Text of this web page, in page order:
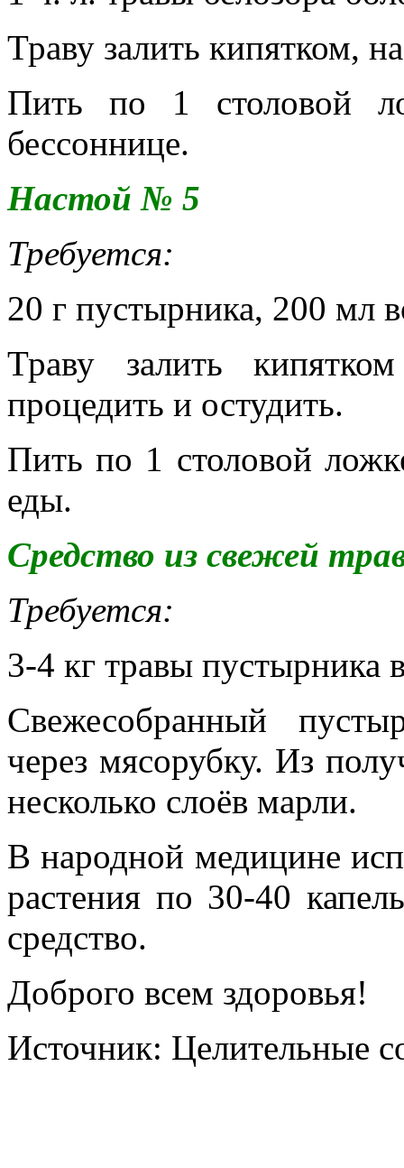
Траву залить кипятком,
Пить по 1 столовой
бессоннице.
Настой № 5
Требуется:
20 г пустырника, 200 мл
Траву залить
процедить и остудить.
Пить по 1 столовой
еды.
Средство из свежей
Требуется:
3-4 кг травы пустырника
Свежесобранный
через мясорубку. Из
несколько слоёв марли.
В народной медицине
растения по 30-40
средство.
Доброго всем здоровья!
Источник: Целительные